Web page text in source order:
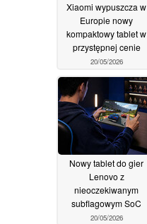
Xiaomi wypuszcza w
Europie nowy
kompaktowy tablet w
przystępnej cenie
20/05/2026
Nowy tablet do gier
Lenovo z
nieoczekiwanym
subflagowym SoC
20/05/2026